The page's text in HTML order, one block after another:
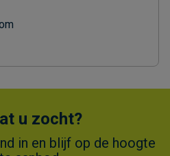
u zocht?
in en blijf op de hoogte